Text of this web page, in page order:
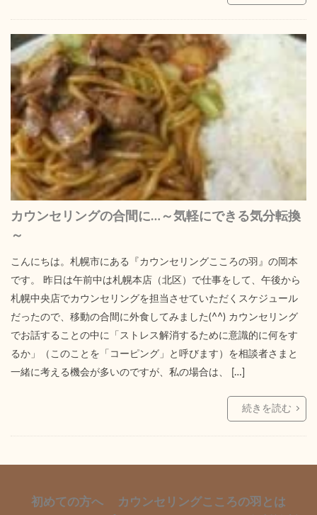
カウンセリングの合間に…～気軽にできる気分転換
～
こんにちは。札幌市にある『カウンセリングこころの羽』の岡本
です。 昨日は午前中は札幌本店（北区）で仕事をして、午後から
札幌中央店でカウンセリングを担当させていただくスケジュール
だったので、移動の合間に外食してみました(^^) カウンセリング
でお話することの中に「ストレス解消するために意識的に何をす
るか」（このことを「コーピング」と呼びます）を相談者さまと
一緒に考える機会が多いのですが、私の場合は、 […]
続きを読む
初めての方へ
カウンセリングこころの羽とは